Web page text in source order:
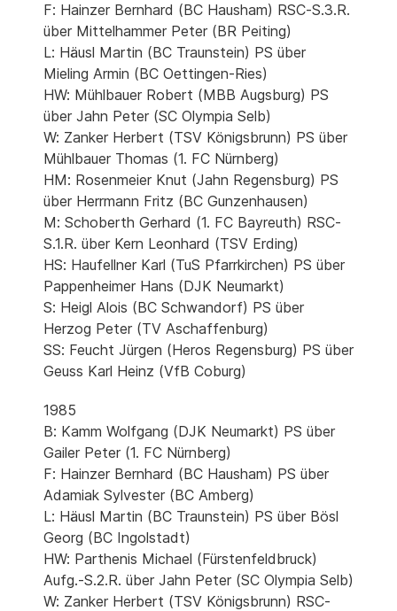
F: Hainzer Bernhard (BC Hausham) RSC-S.3.R.
über Mittelhammer Peter (BR Peiting)
L: Häusl Martin (BC Traunstein) PS über
Mieling Armin (BC Oettingen-Ries)
HW: Mühlbauer Robert (MBB Augsburg) PS
über Jahn Peter (SC Olympia Selb)
W: Zanker Herbert (TSV Königsbrunn) PS über
Mühlbauer Thomas (1. FC Nürnberg)
HM: Rosenmeier Knut (Jahn Regensburg) PS
über Herrmann Fritz (BC Gunzenhausen)
M: Schoberth Gerhard (1. FC Bayreuth) RSC-
S.1.R. über Kern Leonhard (TSV Erding)
HS: Haufellner Karl (TuS Pfarrkirchen) PS über
Pappenheimer Hans (DJK Neumarkt)
S: Heigl Alois (BC Schwandorf) PS über
Herzog Peter (TV Aschaffenburg)
SS: Feucht Jürgen (Heros Regensburg) PS über
Geuss Karl Heinz (VfB Coburg)
1985
B: Kamm Wolfgang (DJK Neumarkt) PS über
Gailer Peter (1. FC Nürnberg)
F: Hainzer Bernhard (BC Hausham) PS über
Adamiak Sylvester (BC Amberg)
L: Häusl Martin (BC Traunstein) PS über Bösl
Georg (BC Ingolstadt)
HW: Parthenis Michael (Fürstenfeldbruck)
Aufg.-S.2.R. über Jahn Peter (SC Olympia Selb)
W: Zanker Herbert (TSV Königsbrunn) RSC-